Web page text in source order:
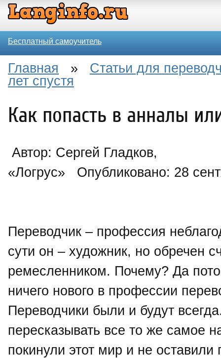
Бесплатный самоучитель
Главная » Статьи для
лет спустя
Как попасть в анналы
Автор: Сергей Гладков,
«Логрус» Опубликовано: 28
Переводчик – профессия
сути он – художник, но обречен
ремесленником. Почему? Да
ничего нового в профессии
Переводчики были и будут
пересказывать все то же самое
покинули этот мир и не